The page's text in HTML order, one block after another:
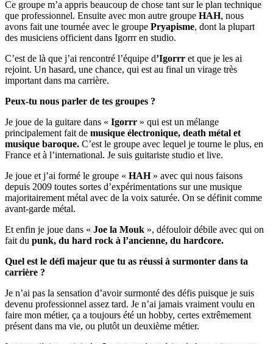
Ce groupe m’a appris beaucoup de chose tant sur le plan technique
que professionnel. Ensuite avec mon autre groupe HAH, nous
avons fait une tournée avec le groupe Pryapisme, dont la plupart
des musiciens officient dans Igorrr en studio.
C’est de là que j’ai rencontré l’équipe d’Igorrr et que je les ai
rejoint. Un hasard, une chance, qui est au final un virage très
important dans ma carrière.
Peux-tu nous parler de tes groupes ?
Je joue de la guitare dans « Igorrr » qui est un mélange
principalement fait de musique électronique, death métal et
musique baroque. C’est le groupe avec lequel je tourne le plus, en
France et à l’international. Je suis guitariste studio et live.
Je joue et j’ai formé le groupe « HAH» avec qui nous faisons
depuis 2009 toutes sortes d’expérimentations sur une musique
majoritairement métal avec de la voix saturée. On se définit comme
avant-garde métal.
Et enfin je joue dans « Joe la Mouk », défouloir débile avec qui on
fait du punk, du hard rock à l’ancienne, du hardcore.
Quel est le défi majeur que tu as réussi à surmonter dans ta
carrière ?
Je n’ai pas la sensation d’avoir surmonté des défis puisque je suis
devenu professionnel assez tard. Je n’ai jamais vraiment voulu en
faire mon métier, ça a toujours été un hobby, certes extrêmement
présent dans ma vie, ou plutôt un deuxième métier.